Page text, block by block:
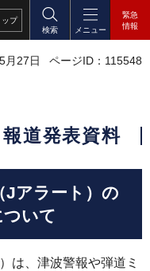
ップ
検索
メニュー
緊急
情報
月27日 ページID：115548
報道発表資料
Jアラート）の
ついて
は、津波警報や弾道ミ